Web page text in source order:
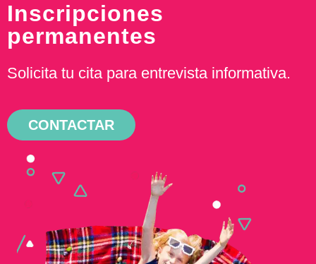
Inscripciones
permanentes
Solicita tu cita para entrevista informativa.
CONTACTAR